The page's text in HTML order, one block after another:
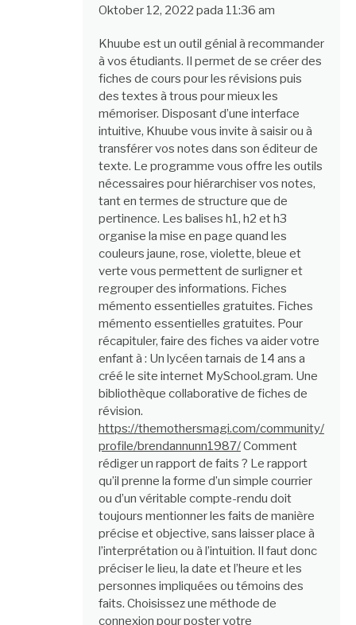
Oktober 12, 2022 pada 11:36 am
Khuube est un outil génial à recommander
à vos étudiants. Il permet de se créer des
fiches de cours pour les révisions puis
des textes à trous pour mieux les
mémoriser. Disposant d’une interface
intuitive, Khuube vous invite à saisir ou à
transférer vos notes dans son éditeur de
texte. Le programme vous offre les outils
nécessaires pour hiérarchiser vos notes,
tant en termes de structure que de
pertinence. Les balises h1, h2 et h3
organise la mise en page quand les
couleurs jaune, rose, violette, bleue et
verte vous permettent de surligner et
regrouper des informations. Fiches
mémento essentielles gratuites. Fiches
mémento essentielles gratuites. Pour
récapituler, faire des fiches va aider votre
enfant à : Un lycéen tarnais de 14 ans a
créé le site internet MySchool.gram. Une
bibliothèque collaborative de fiches de
révision.
https://themothersmagi.com/community/
profile/brendannunn1987/Comment
rédiger un rapport de faits ? Le rapport
qu’il prenne la forme d’un simple courrier
ou d’un véritable compte-rendu doit
toujours mentionner les faits de manière
précise et objective, sans laisser place à
l’interprétation ou à l’intuition. Il faut donc
préciser le lieu, la date et l’heure et les
personnes impliquées ou témoins des
faits. Choisissez une méthode de
connexion pour poster votre